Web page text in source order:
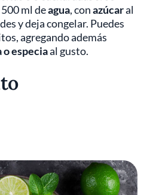
ml deagua, conazúcaral
y deja congelar. Puedes
agregando además
especiaal gusto.